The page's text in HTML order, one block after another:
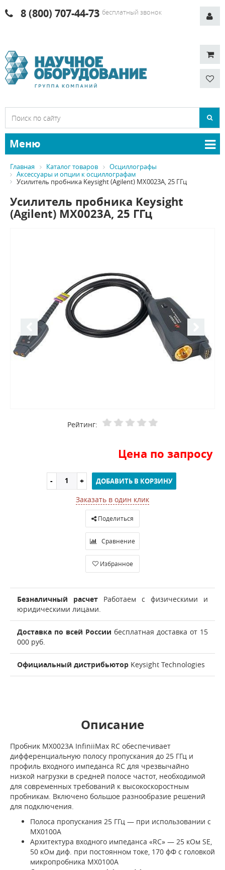
8 (800) 707-44-73 бесплатный звонок
Меню
Главная Каталог товаров
Осциллографы
Аксессуары и опции к осциллографам
Усилитель пробника Keysight (Agilent) MX0023A, 25 ГГц
Усилитель пробника Keysight
(Agilent) MX0023A, 25 ГГц
Рейтинг:
Цена по запросу
ДОБАВИТЬ В КОРЗИНУ
Заказать в один клик
Поделиться
Сравнение
Избранное
Безналичный расчет Работаем с физическими и
юридическими лицами.
Доставка по всей России бесплатная доставка от 15
000 руб.
Официальный дистрибьютор Keysight Technologies
Описание
Пробник MX0023A InfiniiMax RC обеспечивает
дифференциальную полосу пропускания до 25 ГГц и
профиль входного импеданса RC для чрезвычайно
низкой нагрузки в средней полосе частот, необходимой
для современных требований к высокоскоростным
пробникам. Включено большое разнообразие решений
для подключения.
Полоса пропускания 25 ГГц — при использовании с
MX0100A
Архитектура входного импеданса «RC» — 25 кОм SE,
50 кОм диф. при постоянном токе, 170 фФ с головкой
микропробника MX0100A